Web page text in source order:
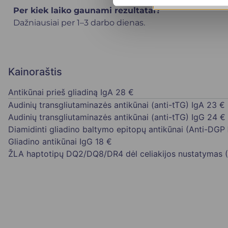
Per kiek laiko gaunami rezultatai?
Dažniausiai per 1–3 darbo dienas.
Kainoraštis
Antikūnai prieš gliadiną IgA 28 €
Audinių transgliutaminazės antikūnai (anti-tTG) IgA 23 €
Audinių transgliutaminazės antikūnai (anti-tTG) IgG 24 €
Diamidinti gliadino baltymo epitopų antikūnai (Anti-DGP
Gliadino antikūnai IgG 18 €
ŽLA haptotipų DQ2/DQ8/DR4 dėl celiakijos nustatymas